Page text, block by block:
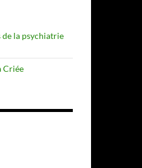
la psychiatrie
Criée